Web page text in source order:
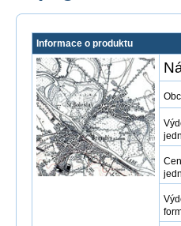
Informace o produktu